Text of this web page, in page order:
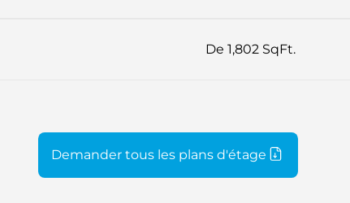
De 1,802 SqFt.
Demander tous les plans d'étage